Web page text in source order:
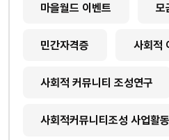
마을월드 이벤트 모
민간자격증 사회적
사회적 커뮤니티 조성연구
사회적커뮤니티조성 사업활동